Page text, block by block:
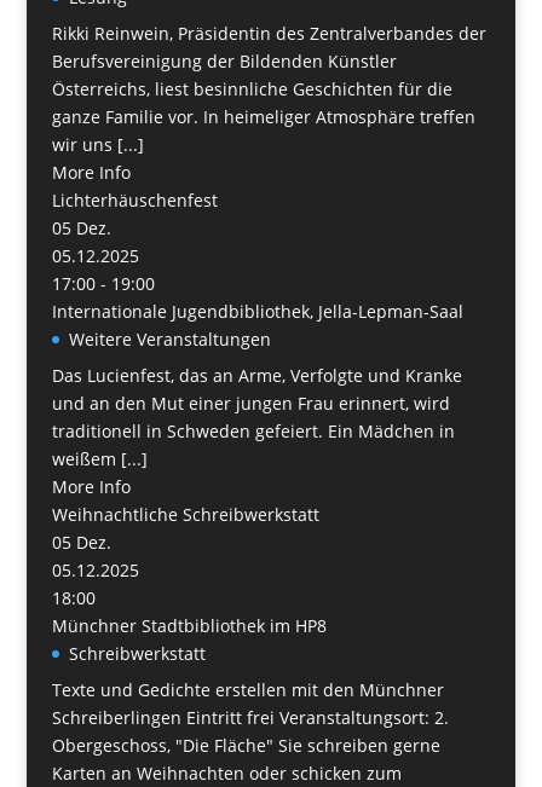
Rikki Reinwein, Präsidentin des Zentralverbandes der
Berufsvereinigung der Bildenden Künstler
Österreichs, liest besinnliche Geschichten für die
ganze Familie vor. In heimeliger Atmosphäre treffen
wir uns [...]
More Info
Lichterhäuschenfest
05 Dez.
05.12.2025
17:00 - 19:00
Internationale Jugendbibliothek, Jella-Lepman-Saal
Weitere Veranstaltungen
Das Lucienfest, das an Arme, Verfolgte und Kranke
und an den Mut einer jungen Frau erinnert, wird
traditionell in Schweden gefeiert. Ein Mädchen in
weißem [...]
More Info
Weihnachtliche Schreibwerkstatt
05 Dez.
05.12.2025
18:00
Münchner Stadtbibliothek im HP8
Schreibwerkstatt
Texte und Gedichte erstellen mit den Münchner
Schreiberlingen Eintritt frei Veranstaltungsort: 2.
Obergeschoss, "Die Fläche" Sie schreiben gerne
Karten an Weihnachten oder schicken zum